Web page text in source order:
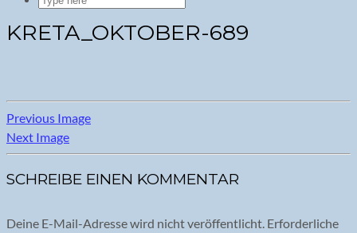
KRETA_OKTOBER-689
Previous Image
Next Image
SCHREIBE EINEN KOMMENTAR
Deine E-Mail-Adresse wird nicht veröffentlicht. Erforderliche